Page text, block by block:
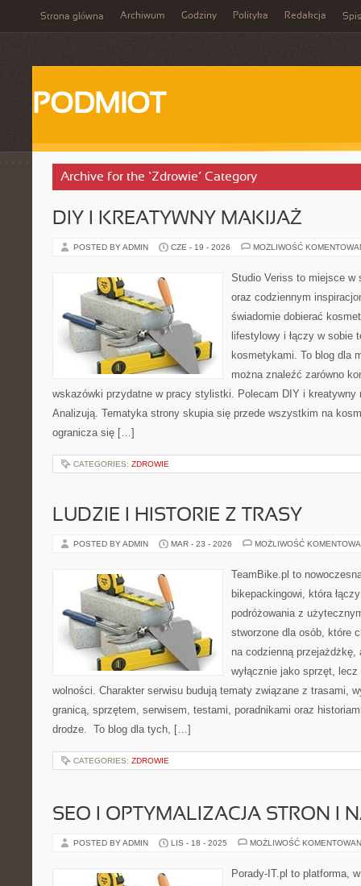
Strona główna Archiwum Godziny Polityka Redakcja
PODMIOT
Archive for the ‘Zdrowie’ Category
DIY I KREATYWNY MAKIJAŻ
POSTED BY ADMIN CZE - 19 - 2026 MOŻLIWOŚĆ
Studio Veriss to miejsce w
oraz codziennym
świadomie dobierać
lifestylowy i łączy w sobie
kosmetykami. To blog dla
można znaleźć zarówno
wskazówki przydatne w pracy stylistki. Polecam DIY i kreatywny
Analizują. Tematyka strony skupia się przede wszystkim na
ogranicza się […]
CATEGORIES: ZDROWIE
LUDZIE I HISTORIE Z TRASY
POSTED BY ADMIN MAR - 23 - 2026 MOŻLIWOŚĆ
TeamBike.pl to
bikepackingowi, która
podróżowania z
stworzone dla osób, które
na codzienną przejażdżkę,
wyłącznie jako sprzęt,
wolności. Charakter serwisu budują tematy związane z trasami,
granicą, sprzętem, serwisem, testami, poradnikami oraz
drodze. To blog dla tych, […]
CATEGORIES: ZDROWIE
SEO I OPTYMALIZACJA STRON I
POSTED BY ADMIN LIS - 18 - 2025 MOŻLIWOŚĆ
Porady-IT.pl to platforma,